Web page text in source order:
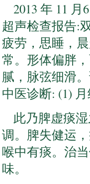
2013 年 11
超声检查报告:
疲劳，思睡，
常。形体偏胖
腻，脉弦细滑
中医诊断: (1)
此乃脾虚痰
调。脾失健运
喉中有痰。治
味。